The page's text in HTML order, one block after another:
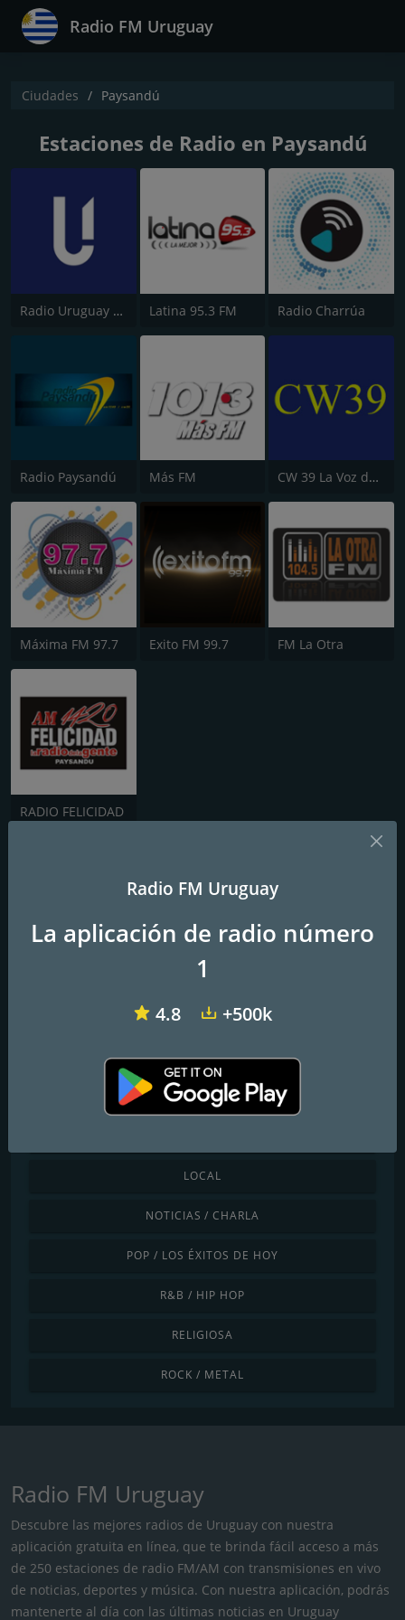
Radio FM Uruguay
Ciudades Paysandú
Estaciones de Radio en Paysandú
Radio Uruguay 1050 AM Latina 95.3 FM Radio Charrúa
Radio Paysandú Más FM CW 39 La Voz de Paysandú
Máxima FM 97.7 Exito FM 99.7 FM La Otra
RADIO FELICIDAD
CHILLOUT / SALA DE ESTAR
MÚSICA CLÁSICA
COUNTRY
DANCE / ELECTRÓNICA
INTERNACIONAL
JAZZ / BLUES
LOCAL
NOTICIAS / CHARLA
POP / LOS ÉXITOS DE HOY
R&B / HIP HOP
RELIGIOSA
ROCK / METAL
Radio FM Uruguay
Descubre las mejores radios de Uruguay con nuestra
aplicación gratuita en línea, que te brinda fácil acceso a más
de 250 estaciones de radio FM/AM con transmisiones en vivo
de noticias, deportes y música. Con nuestra aplicación, podrás
mantenerte al día con las últimas noticias en Uruguay
Radio FM Uruguay
La aplicación de radio número
1
4.8 +500k